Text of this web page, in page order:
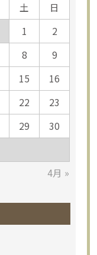
土 日
4月 »
1
2
8
9
15
16
22
23
29
30